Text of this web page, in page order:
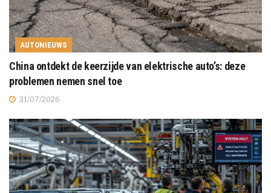
AUTONIEUWS
China ontdekt de keerzijde van elektrische auto’s: deze
problemen nemen snel toe
31/07/2026